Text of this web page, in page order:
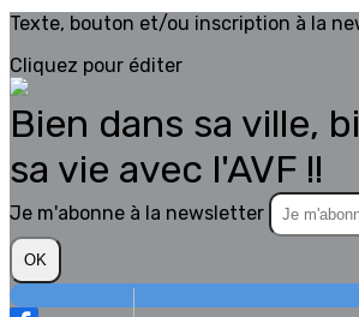
Texte, bouton et/ou inscription à la
Cliquez pour éditer
Bien dans sa ville,
sa vie avec l'AVF !!
Je m'abonne à la newsletter
OK